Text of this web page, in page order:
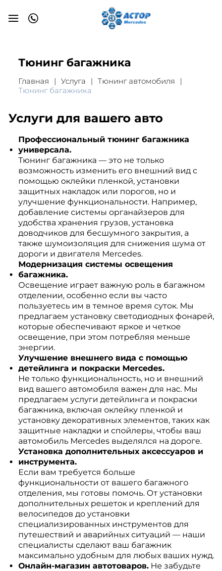
Тюнинг багажника
Главная Услуга
Тюнинг автомобиля
Тюнинг багажника
Услуги для вашего авто
Профессиональный тюнинг багажника
универсала.
Тюнинг багажника — это не только
возможность изменить его внешний вид с
помощью оклейки пленкой, установки
защитных накладок или порогов, но и
улучшение функциональности. Например,
добавление системы органайзеров для
удобства хранения грузов, установка
доводчиков для бесшумного закрытия, а
также шумоизоляция для снижения шума от
дороги и двигателя Mercedes.
Модернизация системы освещения
багажника.
Освещение играет важную роль в багажном
отделении, особенно если вы часто
пользуетесь им в темное время суток. Мы
предлагаем установку светодиодных фонарей,
которые обеспечивают яркое и четкое
освещение, при этом потребляя меньше
энергии.
Улучшение внешнего вида с помощью
детейлинга и покраски Mercedes.
Не только функциональность, но и внешний
вид вашего автомобиля важен для нас. Мы
предлагаем услуги детейлинга и покраски
багажника, включая оклейку пленкой и
установку декоративных элементов, таких как
защитные накладки и спойлеры, чтобы ваш
автомобиль Mercedes выделялся на дороге.
Установка дополнительных аксессуаров и
инструмента.
Если вам требуется больше
функциональности от вашего багажного
отделения, мы готовы помочь. От установки
дополнительных решеток и креплений для
велосипедов до установки
специализированных инструментов для
путешествий и аварийных ситуаций — наши
специалисты сделают ваш багажник
максимально удобным для любых ваших нужд.
Онлайн-магазин автотоваров.Не забудьте